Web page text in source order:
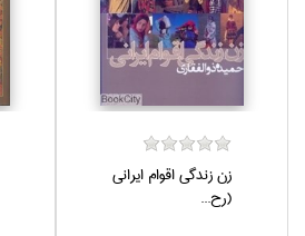
زن زندگي اقوام ايراني
(رح...